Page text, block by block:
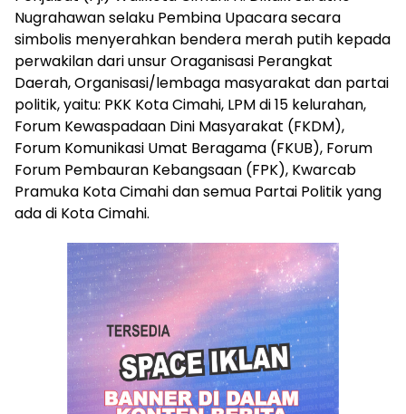
Nugrahawan selaku Pembina Upacara secara
simbolis menyerahkan bendera merah putih kepada
perwakilan dari unsur Oraganisasi Perangkat
Daerah, Organisasi/lembaga masyarakat dan partai
politik, yaitu: PKK Kota Cimahi, LPM di 15 kelurahan,
Forum Kewaspadaan Dini Masyarakat (FKDM),
Forum Komunikasi Umat Beragama (FKUB), Forum
Forum Pembauran Kebangsaan (FPK), Kwarcab
Pramuka Kota Cimahi dan semua Partai Politik yang
ada di Kota Cimahi.